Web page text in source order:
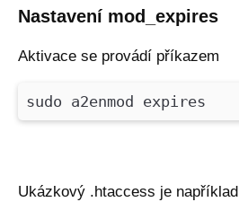
Nastavení mod_expires
Aktivace se provádí příkazem
sudo a2enmod expires
Ukázkový .htaccess je například